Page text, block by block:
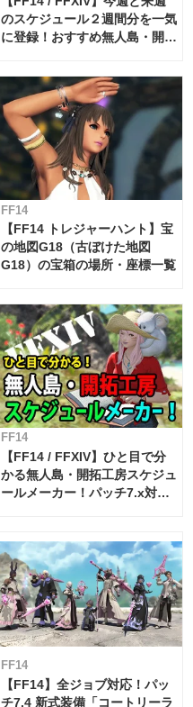
のスケジュール２週間分を一気
に登録！おすすめ無人島・開拓
FF14
【FF14 トレジャーハント】宝
の地図G18（古ぼけた地図
G18）の宝箱の場所・座標一覧
FF14
【FF14 / FFXIV】ひと目で分
かる無人島・開拓工房スケジュ
ールメーカー！パッチ7.x対応
FF14
【FF14】全ジョブ対応！パッ
チ7.4 新式装備「コートリーラ